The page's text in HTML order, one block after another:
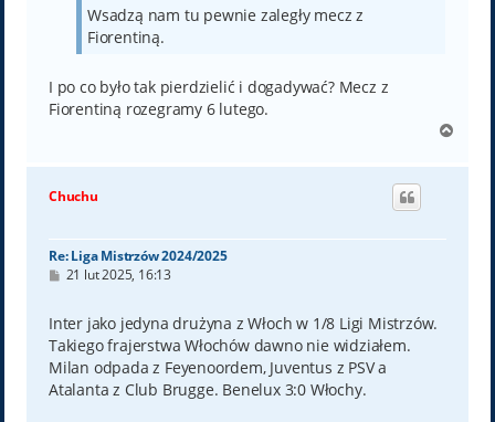
Wsadzą nam tu pewnie zaległy mecz z
Fiorentiną.
I po co było tak pierdzielić i dogadywać? Mecz z
Fiorentiną rozegramy 6 lutego.
g
Chuchu
Re: Liga Mistrzów 2024/2025
P
t
21 lut 2025, 16:13
Inter jako jedyna drużyna z Włoch w 1/8 Ligi Mistrzów.
Takiego frajerstwa Włochów dawno nie widziałem.
Milan odpada z Feyenoordem, Juventus z PSV a
Atalanta z Club Brugge. Benelux 3:0 Włochy.